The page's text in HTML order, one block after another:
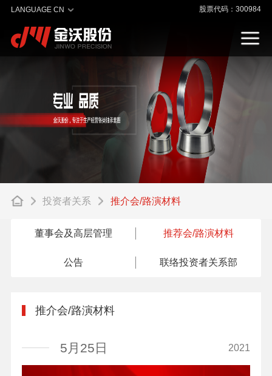
LANGUAGE CN 股票代码：300984
投资者关系 推介会/路演材料
董事会及高层管理 推荐会/路演材料
公告 联络投资者关系部
推介会/路演材料
5月25日 2021